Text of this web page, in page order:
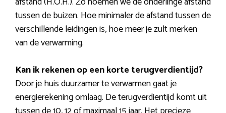
tussen de buizen. Hoe minimaler de afstand tussen de
verschillende leidingen is, hoe meer je zult merken
van de verwarming.
Kan ik rekenen op een korte terugverdientijd?
Door je huis duurzamer te verwarmen gaat je
energierekening omlaag. De terugverdientijd komt uit